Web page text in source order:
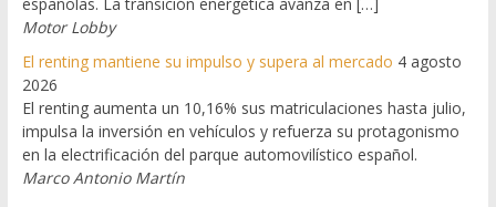
Motor Lobby
El renting mantiene su impulso y supera al mercado 4 agosto
2026
El renting aumenta un 10,16% sus matriculaciones hasta julio,
impulsa la inversión en vehículos y refuerza su protagonismo
en la electrificación del parque automovilístico español.
Marco Antonio Martín